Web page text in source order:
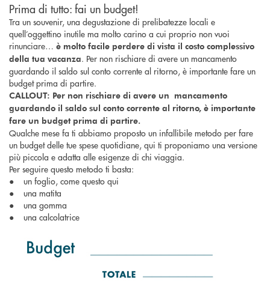
Prima di tutto: fai un budget!
Tra un souvenir, una degustazione di prelibatezze locali e
quell’oggettino inutile ma molto carino a cui proprio non vuoi
rinunciare… è molto facile perdere di vista il costo complessivo
della tua vacanza. Per non rischiare di avere un mancamento
guardando il saldo sul conto corrente al ritorno, è importante fare un
budget prima di partire.
CALLOUT: Per non rischiare di avere un mancamento
guardando il saldo sul conto corrente al ritorno, è importante
fare un budget prima di partire.
Qualche mese fa ti abbiamo proposto un infallibile metodo per fare
un budget delle tue spese quotidiane, qui ti proponiamo una versione
più piccola e adatta alle esigenze di chi viaggia.
Per seguire questo metodo ti basta:
● un foglio, come questo qui
● una matita
● una gomma
● una calcolatrice